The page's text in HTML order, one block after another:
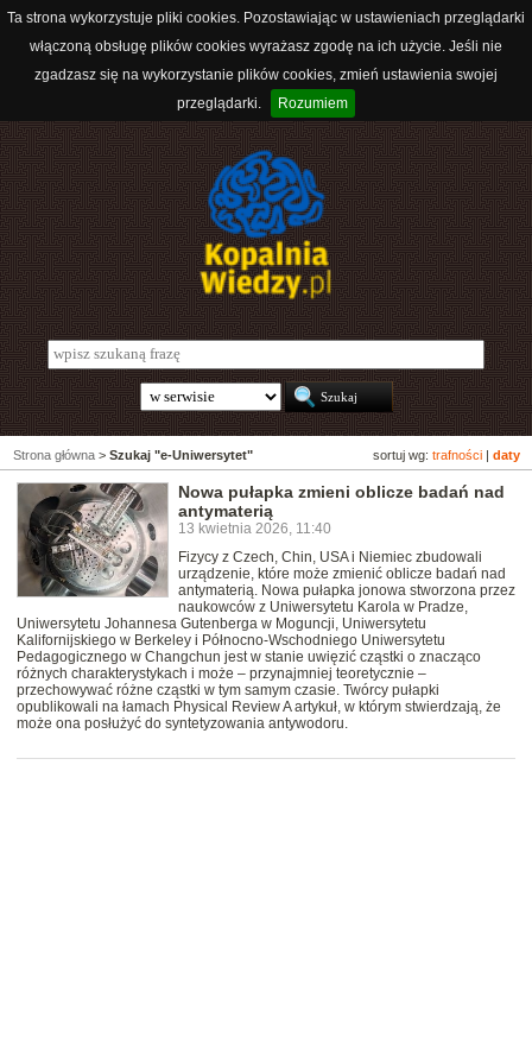
Ta strona wykorzystuje pliki cookies. Pozostawiając w ustawieniach przeglądarki
włączoną obsługę plików cookies wyrażasz zgodę na ich użycie. Jeśli nie
zgadzasz się na wykorzystanie plików cookies, zmień ustawienia swojej
przeglądarki.
Rozumiem
sortuj wg: trafności daty
Strona główna > Szukaj "e-Uniwersytet"
Nowa pułapka zmieni oblicze badań nad
antymaterią
13 kwietnia 2026, 11:40
Fizycy z Czech, Chin, USA i Niemiec zbudowali
urządzenie, które może zmienić oblicze badań nad
antymaterią. Nowa pułapka jonowa stworzona przez
naukowców z Uniwersytetu Karola w Pradze,
Uniwersytetu Johannesa Gutenberga w Moguncji, Uniwersytetu
Kalifornijskiego w Berkeley i Północno-Wschodniego Uniwersytetu
Pedagogicznego w Changchun jest w stanie uwięzić cząstki o znacząco
różnych charakterystykach i może – przynajmniej teoretycznie –
przechowywać różne cząstki w tym samym czasie. Twórcy pułapki
opublikowali na łamach Physical Review A artykuł, w którym stwierdzają, że
może ona posłużyć do syntetyzowania antywodoru.